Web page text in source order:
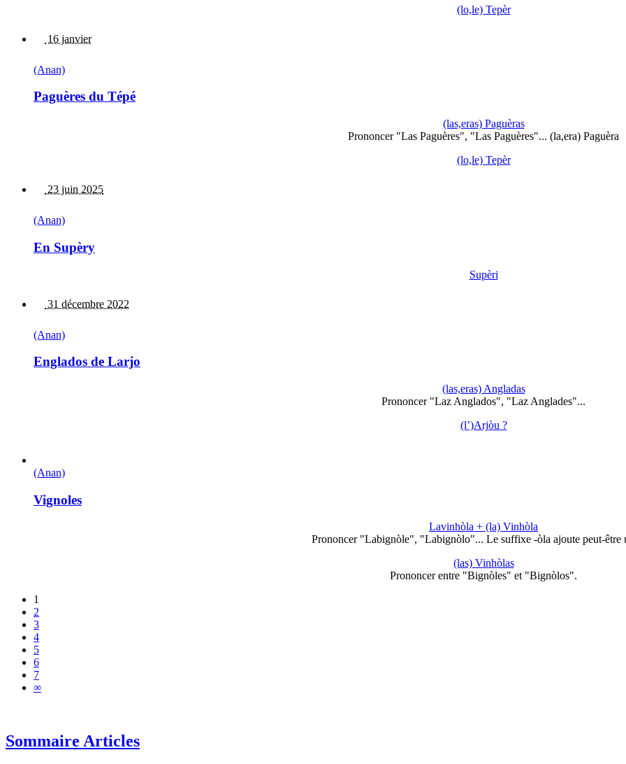
(lo,le) Tepèr
16 janvier
(Anan)
Paguères du Tépé
(las,eras) Paguèras
Prononcer "Las Paguères", "Las Paguères"... (la,era) Paguèra
(lo,le) Tepèr
23 juin 2025
(Anan)
En Supèry
Supèri
31 décembre 2022
(Anan)
Englados de Larjo
(las,eras) Angladas
Prononcer "Laz Anglados", "Laz Anglades"...
(l’)Arjòu ?
(Anan)
Vignoles
Lavinhòla + (la) Vinhòla
Prononcer "Labignòle", "Labignòlo"... Le suffixe -òla ajoute peut-
(las) Vinhòlas
Prononcer entre "Bignòles" et "Bignòlos".
1
2
3
4
5
6
7
∞
Sommaire Articles